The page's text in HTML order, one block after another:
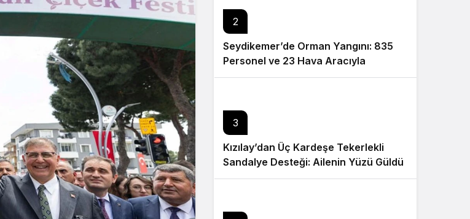
2
Seydikemer’de Orman Yangını: 835
Personel ve 23 Hava Aracıyla
Müdahale Sürüyor
3
Kızılay’dan Üç Kardeşe Tekerlekli
Sandalye Desteği: Ailenin Yüzü Güldü